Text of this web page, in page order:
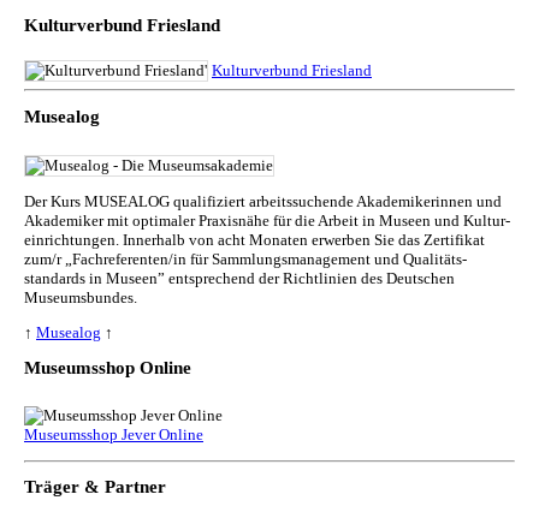
Kulturverbund Friesland
Kulturverbund Friesland
Musealog
Der Kurs MUSEALOG qualifiziert arbeitssuchende Akademikerinnen und
Akademiker mit optimaler Praxisnähe für die Arbeit in Museen und Kul­tur­
ein­rich­tun­gen. Innerhalb von acht Monaten erwerben Sie das Zertifikat
zum/r „Fachreferenten/in für Sammlungs­management und Qualitäts­
standards in Museen” entsprechend der Richtlinien des Deutschen
Museumsbundes.
↑ Musealog ↑
Museumsshop Online
Museumsshop Jever Online
Träger & Partner